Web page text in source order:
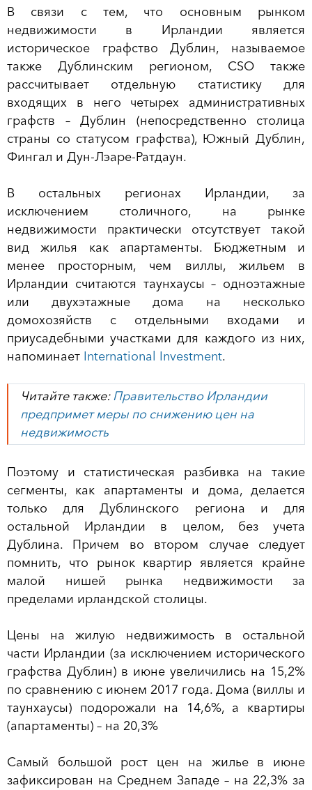
В связи с тем, что основным рынком
недвижимости в Ирландии является
историческое графство Дублин, называемое
также Дублинским регионом, CSO также
рассчитывает отдельную статистику для
входящих в него четырех административных
графств – Дублин (непосредственно столица
страны со статусом графства), Южный Дублин,
Фингал и Дун-Лэаре-Ратдаун.
В остальных регионах Ирландии, за
исключением столичного, на рынке
недвижимости практически отсутствует такой
вид жилья как апартаменты. Бюджетным и
менее просторным, чем виллы, жильем в
Ирландии считаются таунхаусы – одноэтажные
или двухэтажные дома на несколько
домохозяйств с отдельными входами и
приусадебными участками для каждого из них,
напоминает International Investment.
Читайте также:Правительство Ирландии
предпримет меры по снижению цен на
недвижимость
Поэтому и статистическая разбивка на такие
сегменты, как апартаменты и дома, делается
только для Дублинского региона и для
остальной Ирландии в целом, без учета
Дублина. Причем во втором случае следует
помнить, что рынок квартир является крайне
малой нишей рынка недвижимости за
пределами ирландской столицы.
Цены на жилую недвижимость в остальной
части Ирландии (за исключением исторического
графства Дублин) в июне увеличились на 15,2%
по сравнению с июнем 2017 года. Дома (виллы и
таунхаусы) подорожали на 14,6%, а квартиры
(апартаменты) – на 20,3%
Самый большой рост цен на жилье в июне
зафиксирован на Среднем Западе – на 22,3% за